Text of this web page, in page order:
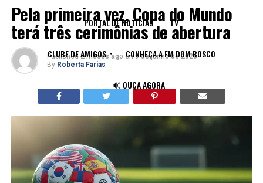
PORTAL DE NOTÍCIAS TV
CLUBE DE AMIGOS CONHEÇA A FM DOM BOSCO
🔊 OUÇA AGORA
Pela primeira vez, Copa do Mundo
terá três cerimônias de abertura
Published 2 meses ago on 9 de junho de 2026
By Roberta Farias